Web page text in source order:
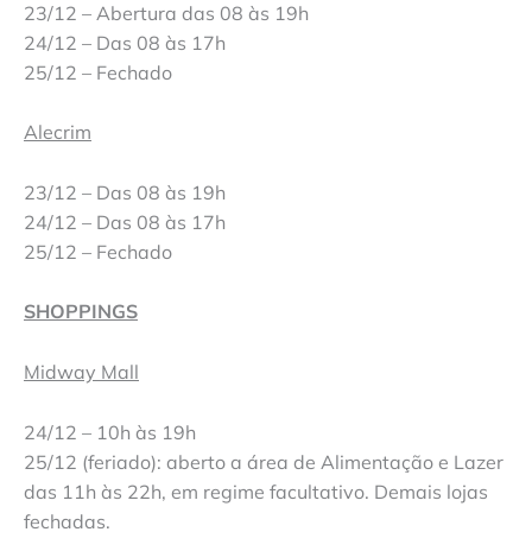
23/12 – Abertura das 08 às 19h
24/12 – Das 08 às 17h
25/12 – Fechado
Alecrim
23/12 – Das 08 às 19h
24/12 – Das 08 às 17h
25/12 – Fechado
SHOPPINGS
Midway Mall
24/12 – 10h às 19h
25/12 (feriado): aberto a área de Alimentação e Lazer
das 11h às 22h, em regime facultativo. Demais lojas
fechadas.